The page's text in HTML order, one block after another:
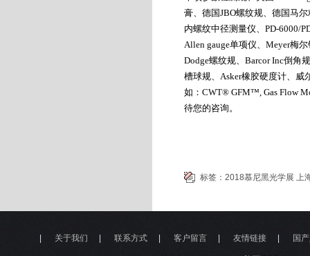
膏、德国JBO螺纹规、德国马
内螺纹中径测量仪、 PD-6000/
Allen gauge单项仪、 Meyer梅尔
Dodge螺纹规、 Barcor Inc倒角
槽球规、 Asker橡胶硬度计、威
如： CWT® GFM™, Gas Flow
待您的咨询。
标签： 2018慕尼黑光学展 上
关于我们 联系方式 客户留言 友情链接 国